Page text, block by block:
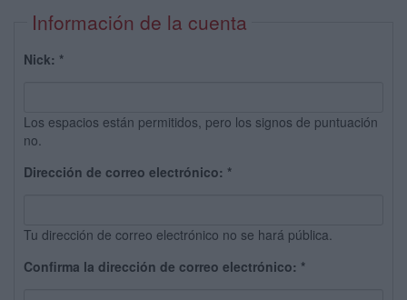
Información de la cuenta
Nick: *
Los espacios están permitidos, pero los signos de puntuación
no.
Dirección de correo electrónico: *
Tu dirección de correo electrónico no se hará pública.
Confirma la dirección de correo electrónico: *